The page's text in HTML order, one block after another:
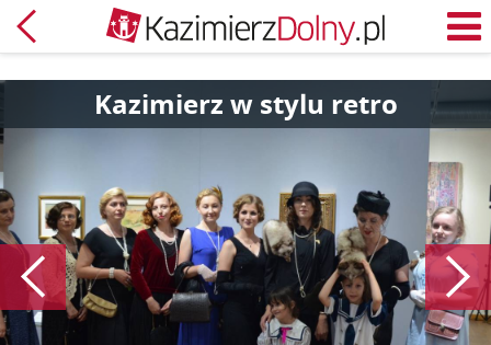
Powrót
Kazimierz w stylu retro
Poprzedni